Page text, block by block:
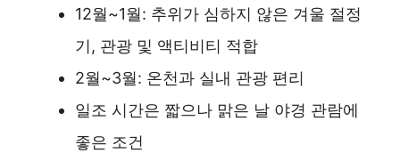
12월~1월: 추위가 심하지 않은 겨울 절정
기, 관광 및 액티비티 적합
2월~3월: 온천과 실내 관광 편리
일조 시간은 짧으나 맑은 날 야경 관람에
좋은 조건